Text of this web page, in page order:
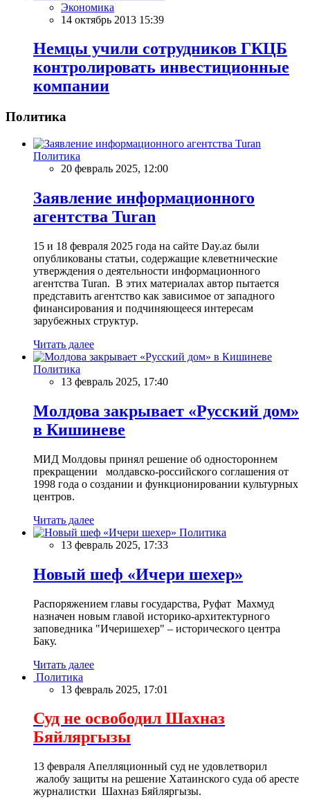
Экономика
14 октябрь 2013 15:39
Немцы учили сотрудников ГКЦБ
контролировать инвестиционные
компании
Политика
Политика
20 февраль 2025, 12:00
Заявление информационного
агентства Turan
15 и 18 февраля 2025 года на сайте Day.az были
опубликованы статьи, содержащие клеветнические
утверждения о деятельности информационного
агентства Turan. В этих материалах автор пытается
представить агентство как зависимое от западного
финансирования и подчиняющееся интересам
зарубежных структур.
Читать далее
Политика
13 февраль 2025, 17:40
Молдова закрывает «Русский дом»
в Кишиневе
МИД Молдовы принял решение об одностороннем
прекращении молдавско-российского соглашения от
1998 года о создании и функционировании культурных
центров.
Читать далее
Политика
13 февраль 2025, 17:33
Новый шеф «Ичери шехер»
Распоряжением главы государства, Руфат Махмуд
назначен новым главой историко-архитектурного
заповедника "Ичеришехер" – исторического центра
Баку.
Читать далее
Политика
13 февраль 2025, 17:01
Суд не освободил Шахназ
Бяйляргызы
13 февраля Апелляционный суд не удовлетворил
жалобу защиты на решение Хатаинского суда об аресте
журналистки Шахназ Бяйляргызы.